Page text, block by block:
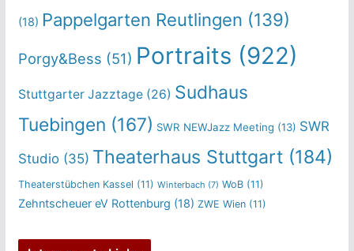
(18) Pappelgarten Reutlingen (139)
Porgy&Bess (51) Portraits (922)
Stuttgarter Jazztage(26) Sudhaus
Tuebingen (167) SWR NEWJazz Meeting (13) SWR
Studio(35) Theaterhaus Stuttgart(184)
Theaterstübchen Kassel (11) Winterbach (7) WoB(11)
Zehntscheuer eV Rottenburg (18) ZWE Wien(11)